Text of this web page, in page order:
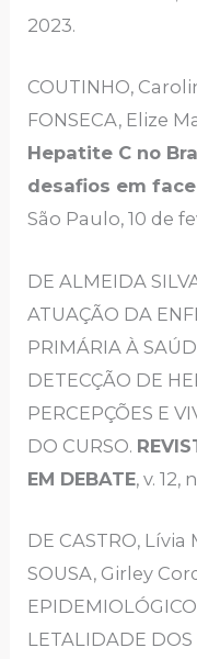
2023.
COUTINHO,
FONSECA, Elize
Hepatite C no
desafios em face
São Paulo, 10 de
DE ALMEIDA
ATUAÇÃO DA
PRIMÁRIA À
DETECÇÃO DE
PERCEPÇÕES E
DO CURSO.
EM DEBATE, v. 12,
DE CASTRO,
SOUSA, Girley
LETALIDADE DOS